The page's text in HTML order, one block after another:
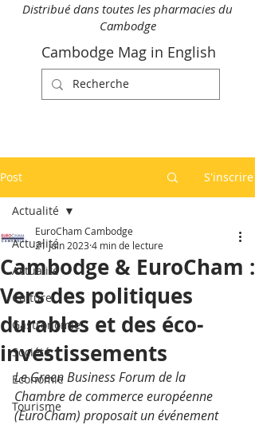
Distribué dans toutes les pharmacies du
Cambodge
Cambodge Mag in English
Post S'inscrire
Actualité
Actualité
Culture
Gastronomie
Société
Economie
Tourisme
Actualité
Cambodge & EuroCham :
Vers des politiques
durables et des éco-
investissements
EuroCham Cambodge
21 juin 2023 4 min de lecture
Le Green Business Forum de la
Chambre de commerce européenne
(EuroCham) proposait un événement